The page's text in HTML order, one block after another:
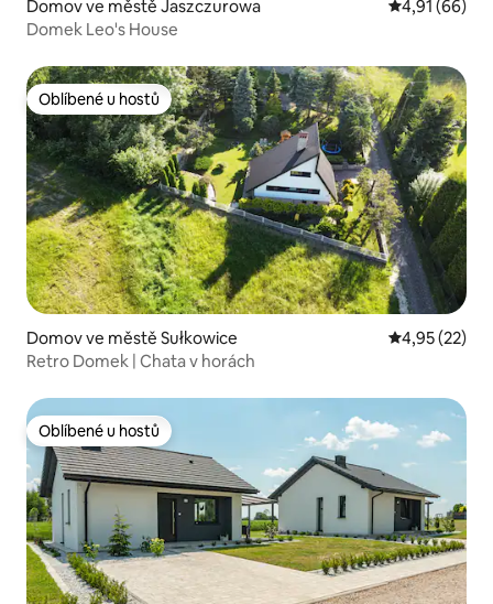
Domov ve městě Jaszczurowa Průměrné
4,91 (66)
Domek Leo's House
Oblíbené u hostů
Oblíbené u hostů
Domov ve městě Sułkowice Průměrné
4,95 (22)
Retro Domek | Chata v horách
Oblíbené u hostů
Oblíbené u hostů